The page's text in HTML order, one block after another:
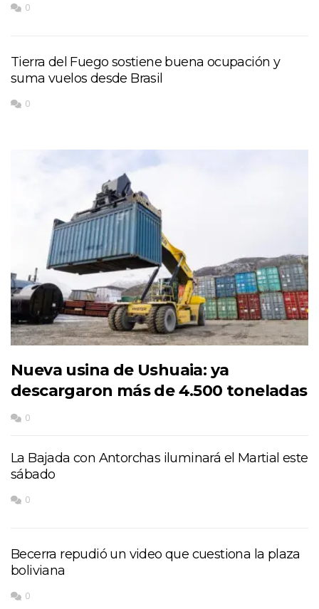
0
Tierra del Fuego sostiene buena ocupación y
suma vuelos desde Brasil
0
Nueva usina de Ushuaia: ya
descargaron más de 4.500 toneladas
0
La Bajada con Antorchas iluminará el Martial este
sábado
0
Becerra repudió un video que cuestiona la plaza
boliviana
0